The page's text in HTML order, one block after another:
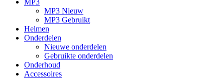
MP3
MP3 Nieuw
MP3 Gebruikt
Helmen
Onderdelen
Nieuwe onderdelen
Gebruikte onderdelen
Onderhoud
Accessoires